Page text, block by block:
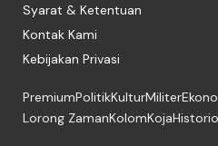
Syarat & Ketentuan
Kontak Kami
Kebijakan Privasi
PremiumPolitikKulturMiliter
Lorong ZamanKolomKoja